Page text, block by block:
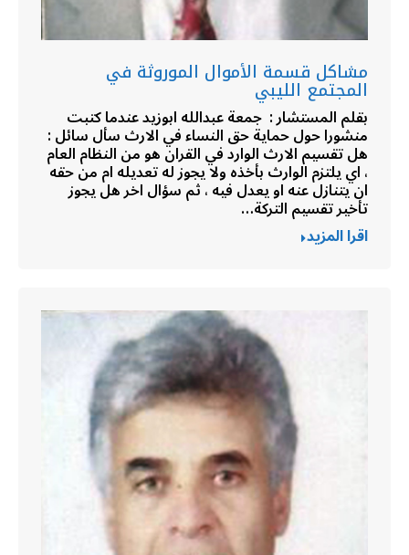
مشاكل قسمة الأموال الموروثة في
المجتمع الليبي
بقلم المستشار : جمعة عبدالله ابوزيد عندما كتبت
منشورا حول حماية حق النساء في الارث سأل سائل :
هل تقسيم الارث الوارد في القران هو من النظام العام
، اي يلتزم الوارث بأخذه ولا يجوز له تعديله ام من حقه
ان يتنازل عنه او يعدل فيه ، ثم سؤال اخر هل يجوز
تأخير تقسيم التركة…
اقرا المزيد